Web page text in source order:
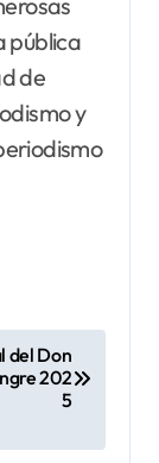
pública
de
y
del Don
202
5